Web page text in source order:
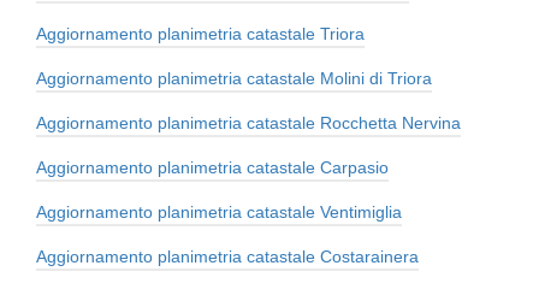
Aggiornamento planimetria catastale Triora
Aggiornamento planimetria catastale Molini di Triora
Aggiornamento planimetria catastale Rocchetta Nervina
Aggiornamento planimetria catastale Carpasio
Aggiornamento planimetria catastale Ventimiglia
Aggiornamento planimetria catastale Costarainera